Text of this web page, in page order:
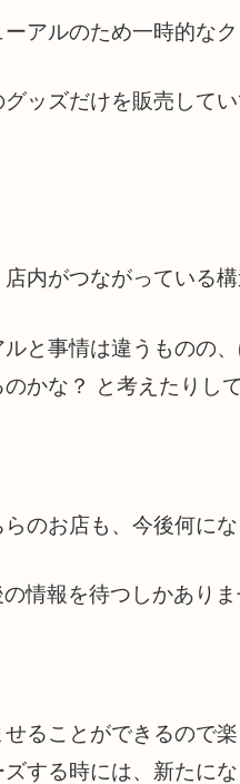
アルのため一時的なク
ッズだけを販売して
内がつながっている構
と事情は違うものの
かな？ と考えたりし
のお店も、今後何に
情報を待つしかありま
ることができるので
する時には、新たに